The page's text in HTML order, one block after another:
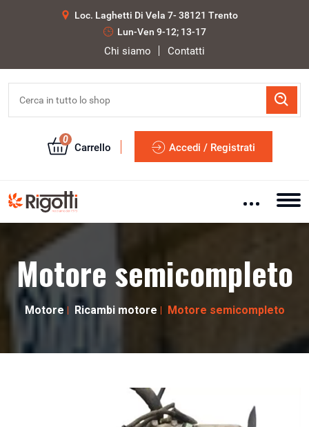
Loc. Laghetti Di Vela 7- 38121 Trento
Lun-Ven 9-12; 13-17
Chi siamo Contatti
0
Carrello Accedi / Registrati
Motore semicompleto
Motore Ricambi motore Motore semicompleto